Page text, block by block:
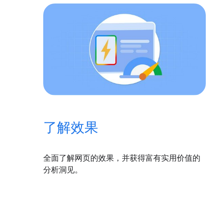
了解效果
全面了解网页的效果，并获得富有实用价值的
分析洞见。